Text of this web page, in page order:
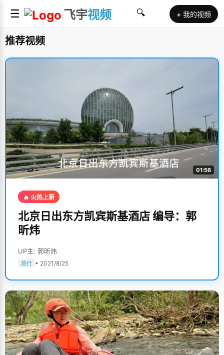
☰ 飞宇视频 🔍 + 我的视频
推荐视频
01:56
🔥 火热上新
北京日出东方凯宾斯基酒店 编导：郭
昕炜
UP主: 郭昕炜
旅行 • 2021/8/25